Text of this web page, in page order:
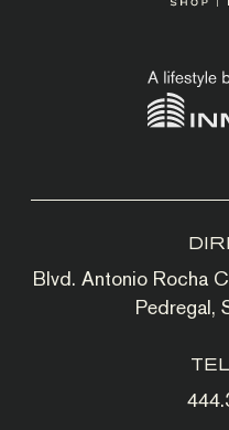
Blvd. Antonio Rocha
Pedregal,